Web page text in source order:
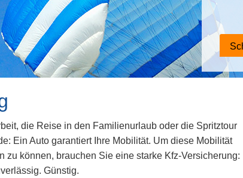
die Reise in den Familienurlaub oder die Spritztour
Ein Auto garantiert Ihre Mobilität. Um diese Mobilität
zu können, brauchen Sie eine starke Kfz-Versicherung:
Günstig.